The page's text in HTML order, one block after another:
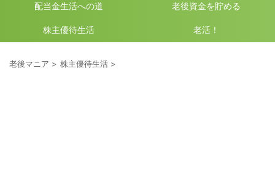
配当金生活への道 老後資金を貯める
株主優待生活 老活！
老後マニア > 株主優待生活 >